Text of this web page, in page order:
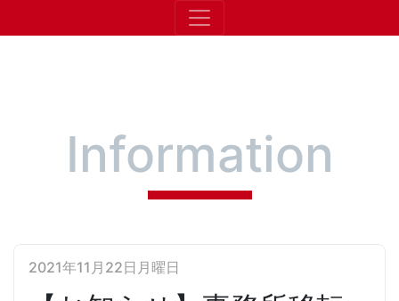
​Information
2021年11月22日月曜日